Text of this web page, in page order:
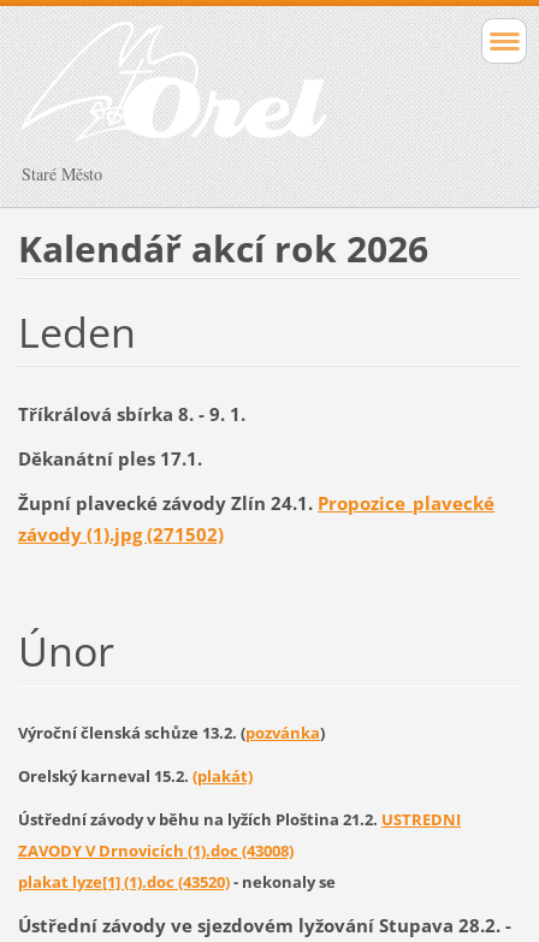
Staré Město
Kalendář akcí rok 2026
Leden
Tříkrálová sbírka 8. - 9. 1.
Děkanátní ples 17.1.
Župní plavecké závody Zlín 24.1. Propozice_plavecké
závody (1).jpg (271502)
Únor
Výroční členská schůze 13.2. (pozvánka)
Orelský karneval 15.2. (plakát)
Ústřední závody v běhu na lyžích Ploština 21.2. USTREDNI
ZAVODY V Drnovicích (1).doc (43008)
plakat lyze[1] (1).doc (43520)- nekonaly se
Ústřední závody ve sjezdovém lyžování Stupava 28.2. -